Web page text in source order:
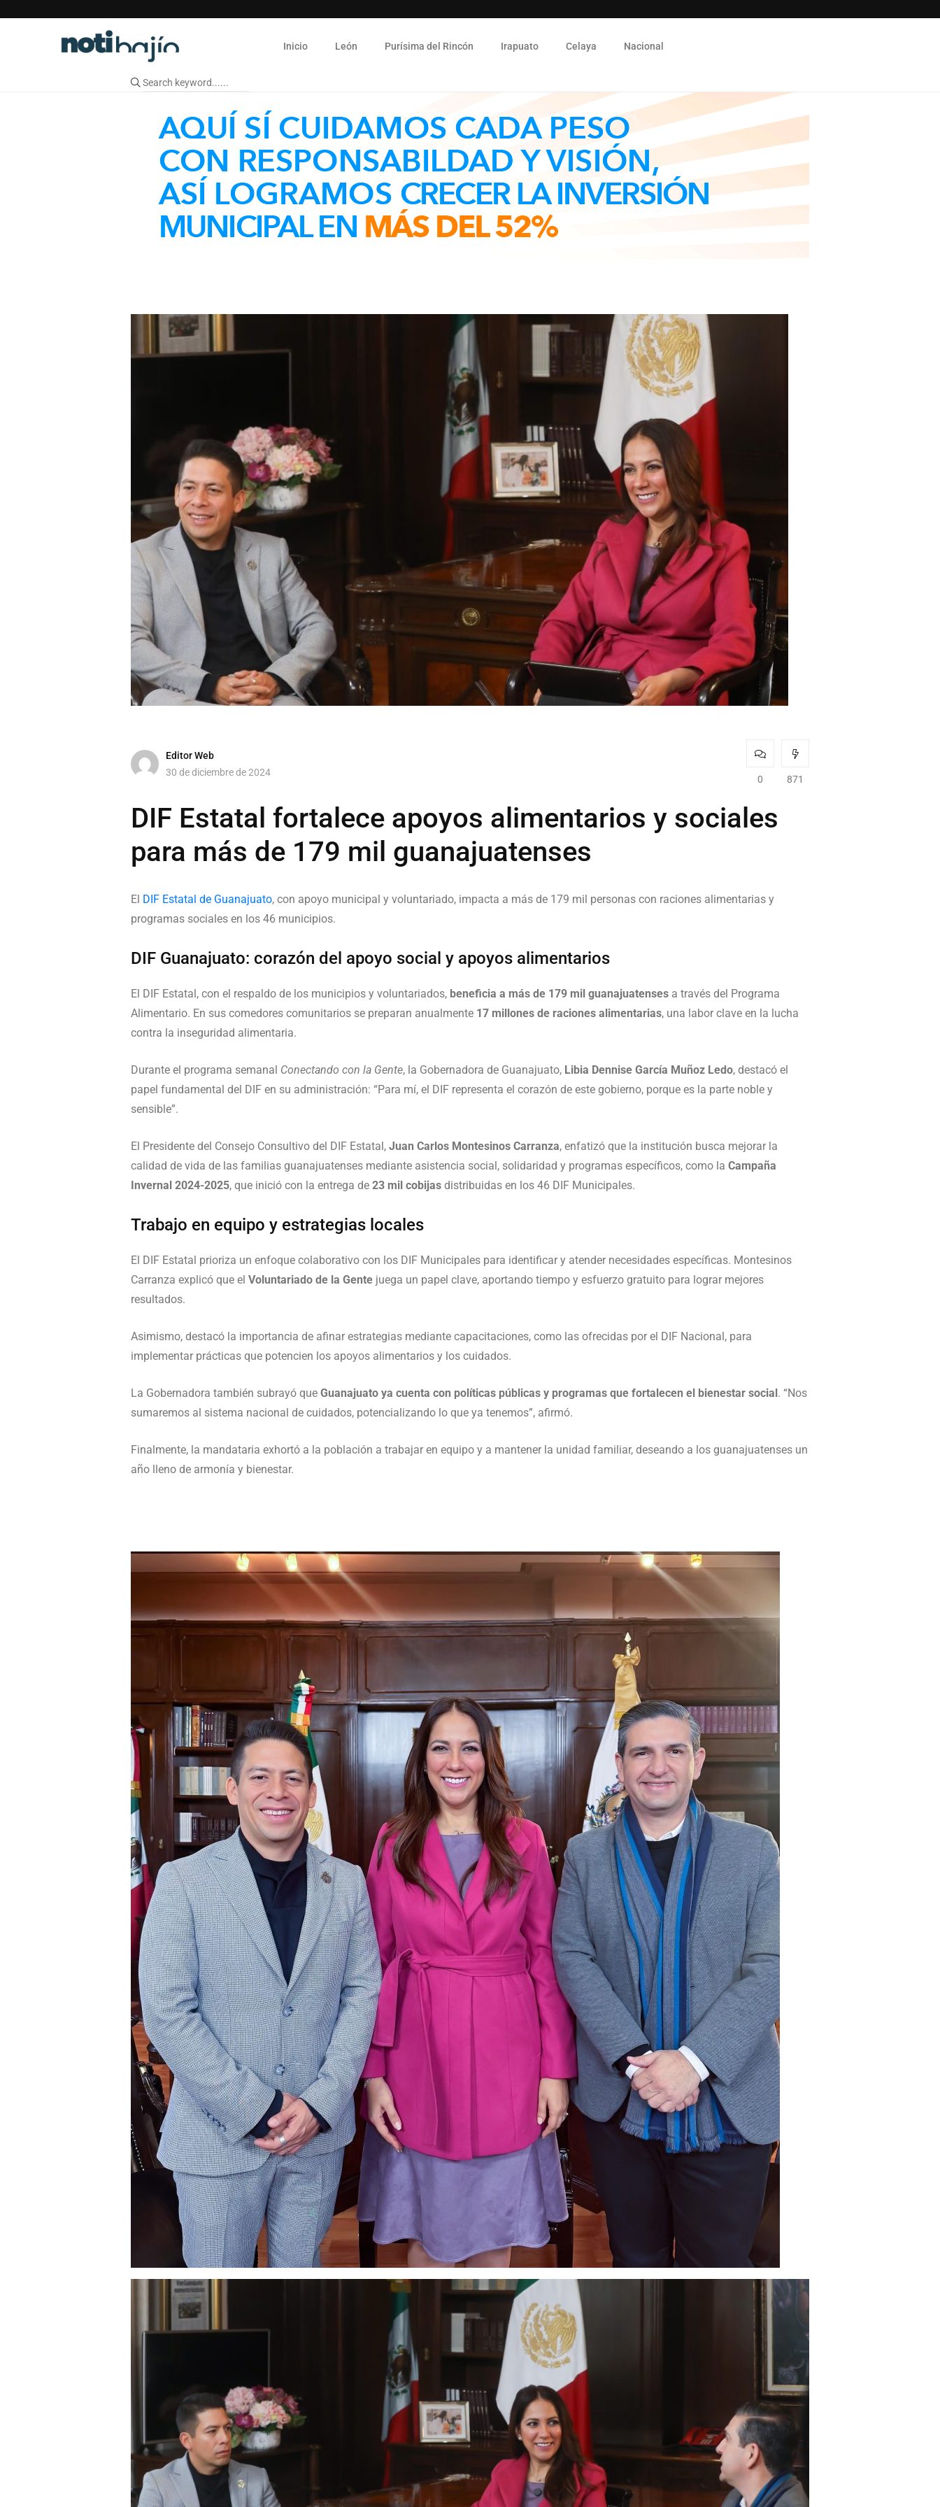
Inicio León Purísima del Rincón Irapuato Celaya Nacional
Editor Web
30 de diciembre de 2024
0 871
DIF Estatal fortalece apoyos alimentarios y sociales
para más de 179 mil guanajuatenses
El DIF Estatal de Guanajuato, con apoyo municipal y voluntariado, impacta a más de 179 mil personas con raciones alimentarias y
programas sociales en los 46 municipios.
DIF Guanajuato: corazón del apoyo social y apoyos alimentarios
El DIF Estatal, con el respaldo de los municipios y voluntariados, beneficia a más de 179 mil guanajuatenses a través del Programa
Alimentario. En sus comedores comunitarios se preparan anualmente 17 millones de raciones alimentarias, una labor clave en la lucha
contra la inseguridad alimentaria.
Durante el programa semanal Conectando con la Gente, la Gobernadora de Guanajuato, Libia Dennise García Muñoz Ledo, destacó el
papel fundamental del DIF en su administración: “Para mí, el DIF representa el corazón de este gobierno, porque es la parte noble y
sensible”.
El Presidente del Consejo Consultivo del DIF Estatal, Juan Carlos Montesinos Carranza, enfatizó que la institución busca mejorar la
calidad de vida de las familias guanajuatenses mediante asistencia social, solidaridad y programas específicos, como la Campaña
Invernal 2024-2025, que inició con la entrega de 23 mil cobijas distribuidas en los 46 DIF Municipales.
Trabajo en equipo y estrategias locales
El DIF Estatal prioriza un enfoque colaborativo con los DIF Municipales para identificar y atender necesidades específicas. Montesinos
Carranza explicó que el Voluntariado de la Gente juega un papel clave, aportando tiempo y esfuerzo gratuito para lograr mejores
resultados.
Asimismo, destacó la importancia de afinar estrategias mediante capacitaciones, como las ofrecidas por el DIF Nacional, para
implementar prácticas que potencien los apoyos alimentarios y los cuidados.
La Gobernadora también subrayó que Guanajuato ya cuenta con políticas públicas y programas que fortalecen el bienestar social. “Nos
sumaremos al sistema nacional de cuidados, potencializando lo que ya tenemos”, afirmó.
Finalmente, la mandataria exhortó a la población a trabajar en equipo y a mantener la unidad familiar, deseando a los guanajuatenses un
año lleno de armonía y bienestar.